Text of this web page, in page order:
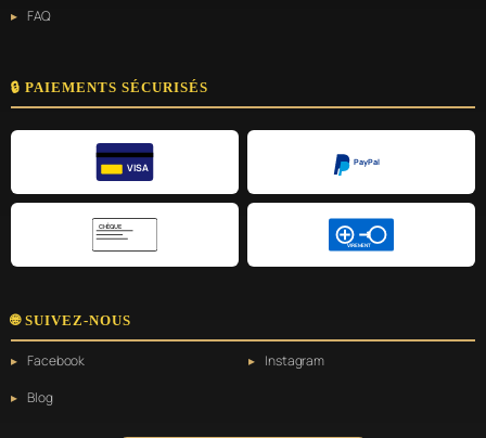
FAQ
🔒 PAIEMENTS SÉCURISÉS
VISA
PayPal
CHÈQUE
VIREMENT
🌐 SUIVEZ-NOUS
Facebook
Instagram
Blog